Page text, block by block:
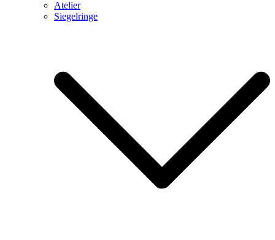
Atelier
Siegelringe